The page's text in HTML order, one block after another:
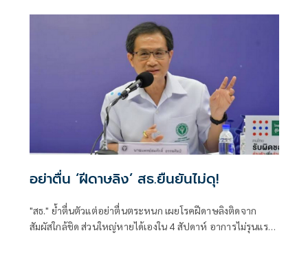
อย่าตื่น ‘ฝีดาษลิง’ สธ.ยืนยันไม่ดุ!
"สธ." ย้ำตื่นตัวแต่อย่าตื่นตระหนก เผยโรคฝีดาษลิงติดจาก
สัมผัสใกล้ชิด ส่วนใหญ่หายได้เองใน 4 สัปดาห์ อาการไม่รุนแรง